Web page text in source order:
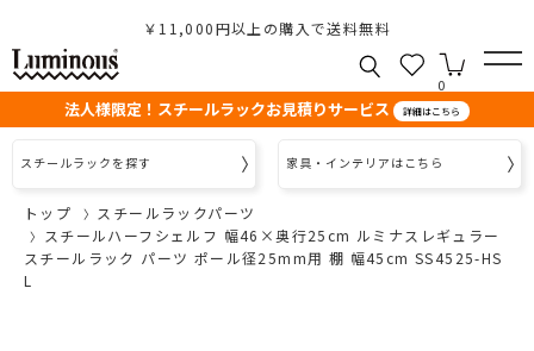
￥11,000円以上の購入で送料無料
0
法人様限定！スチールラックお見積りサービス 詳細はこちら
スチールラックを探す 家具・インテリアはこちら
トップ
スチールラックパーツ
スチールハーフシェルフ 幅46×奥行25cm ルミナスレギュラー
スチールラック パーツ ポール径25mm用 棚 幅45cm SS4525-HS
L